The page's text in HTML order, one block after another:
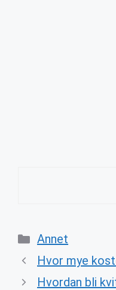
Categories
Annet
Hvor mye
Hvordan bli